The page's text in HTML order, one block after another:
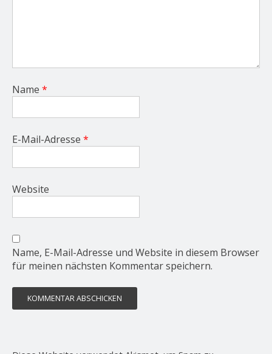
Name *
E-Mail-Adresse *
Website
Name, E-Mail-Adresse und Website in diesem Browser
für meinen nächsten Kommentar speichern.